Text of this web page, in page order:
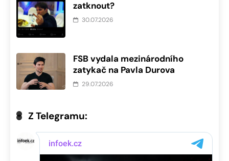
zatknout?
30.07.2026
FSB vydala mezinárodního
zatykač na Pavla Durova
29.07.2026
Z Telegramu: